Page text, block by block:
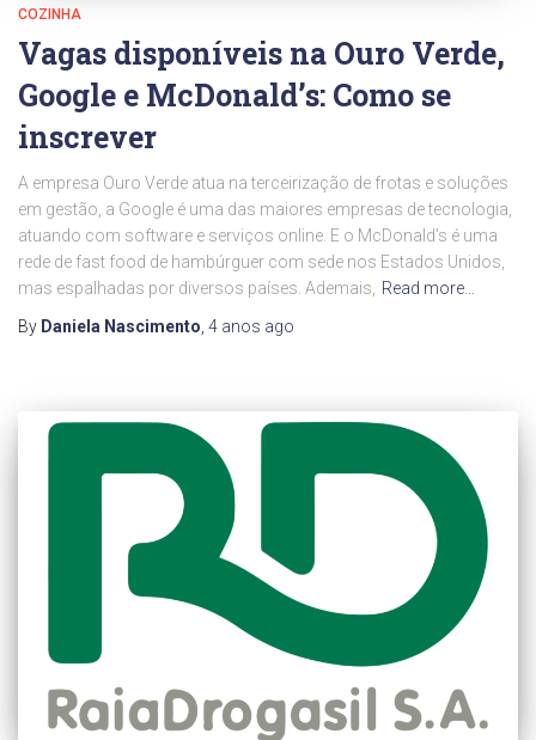
COZINHA
Vagas disponíveis na Ouro Verde,
Google e McDonald’s: Como se
inscrever
A empresa Ouro Verde atua na terceirização de frotas e soluções
em gestão, a Google é uma das maiores empresas de tecnologia,
atuando com software e serviços online. E o McDonald’s é uma
rede de fast food de hambúrguer com sede nos Estados Unidos,
mas espalhadas por diversos países. Ademais,
Read more…
By Daniela Nascimento 4 anos ago